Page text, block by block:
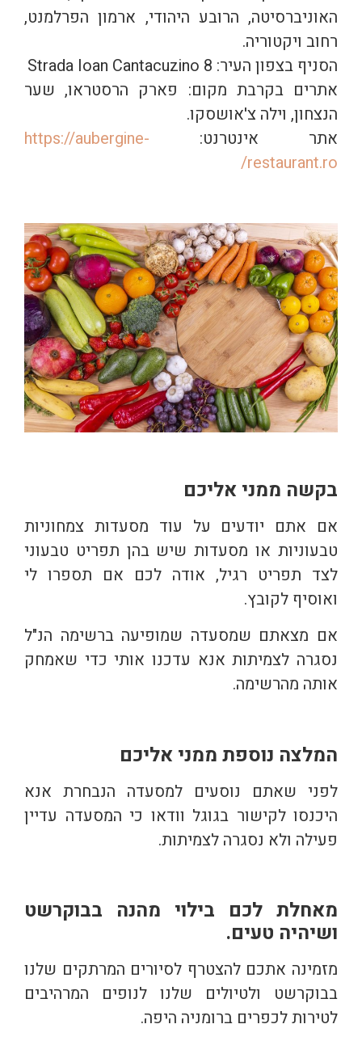
האוניברסיטה, הרובע היהודי, ארמון הפרלמנט,
רחוב ויקטוריה.
הסניף בצפון העיר: Strada Ioan Cantacuzino 8
אתרים בקרבת מקום: פארק הרסטראו, שער
הנצחון, וילה צ'אושסקו.
אתר אינטרנט: https://aubergine-
restaurant.ro/
בקשה ממני אליכם
אם אתם יודעים על עוד מסעדות צמחוניות
טבעוניות או מסעדות שיש בהן תפריט טבעוני
לצד תפריט רגיל, אודה לכם אם תספרו לי
ואוסיף לקובץ.
אם מצאתם שמסעדה שמופיעה ברשימה הנ"ל
נסגרה לצמיתות אנא עדכנו אותי כדי שאמחק
אותה מהרשימה.
המלצה נוספת ממני אליכם
לפני שאתם נוסעים למסעדה הנבחרת אנא
היכנסו לקישור בגוגל וודאו כי המסעדה עדיין
פעילה ולא נסגרה לצמיתות.
מאחלת לכם בילוי מהנה בבוקרשט
ושיהיה טעים.
מזמינה אתכם להצטרף לסיורים המרתקים שלנו
בבוקרשט ולטיולים שלנו לנופים המרהיבים
לטירות לכפרים ברומניה היפה.